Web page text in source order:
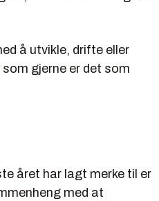
å utvikle, drifte eller
gjerne er det som
året har lagt merke til er
med at